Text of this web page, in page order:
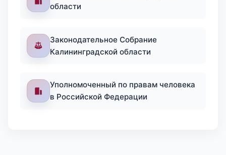
области
Законодательное Собрание
Калининградской области
Уполномоченный по правам человека
в Российской Федерации